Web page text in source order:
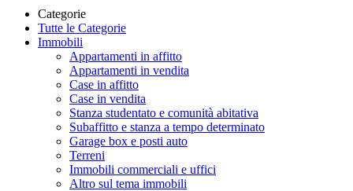
Categorie
Tutte le Categorie
Immobili
Appartamenti in affitto
Appartamenti in vendita
Case in affitto
Case in vendita
Stanza studentato e comunità abitativa
Subaffitto e stanza a tempo determinato
Garage box e posti auto
Terreni
Immobili commerciali e uffici
Altro sul tema immobili